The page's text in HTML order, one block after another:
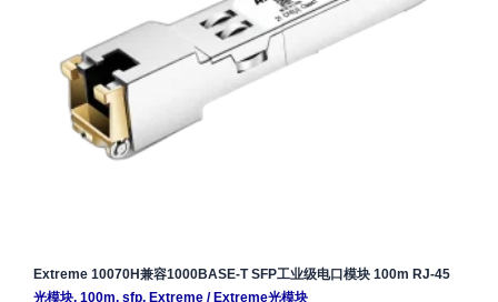
Extreme 10070H兼容1000BASE-T SFP工业级电口模块 100m RJ-45
光模块, 100m, sfp, Extreme/ Extreme光模块